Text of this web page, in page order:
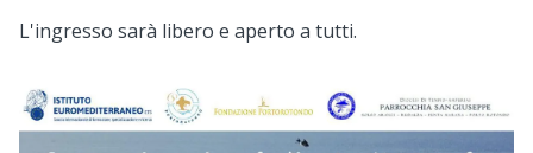
L'ingresso sarà libero e aperto a tutti.